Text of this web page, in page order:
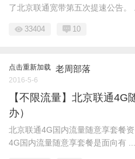
了北京联通宽带第五次提速公告。
33404 10
点击重新加载 老周部落
2016-5-6
【不限流量】北京联通4G
办）
北京联通4G国内流量随意享套餐
4G国内流量随意享套餐是面向有 ...